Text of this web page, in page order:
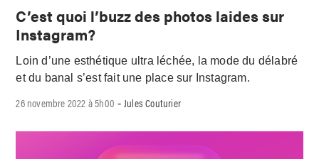
C’est quoi l’buzz des photos laides sur
Instagram?
Loin d’une esthétique ultra léchée, la mode du délabré
et du banal s’est fait une place sur Instagram.
26 novembre 2022 à 5h00 - Jules Couturier